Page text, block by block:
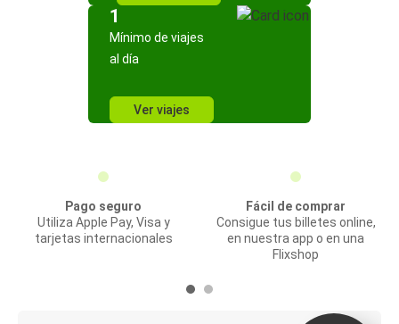
1
Mínimo de viajes
al día
Ver viajes
Pago seguro
Utiliza Apple Pay, Visa y
tarjetas internacionales
Fácil de comprar
Consigue tus billetes online,
en nuestra app o en una
Flixshop